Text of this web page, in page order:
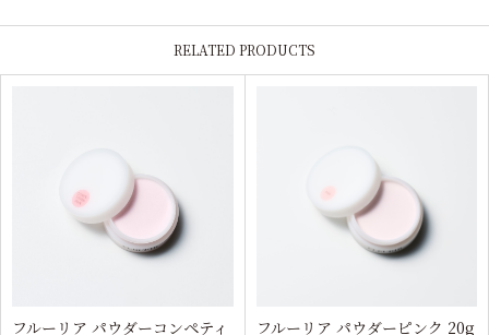
RELATED PRODUCTS
フルーリア パウダーコンペティ
フルーリア パウダーピンク 20g